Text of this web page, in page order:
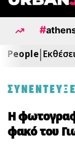
Μεταπηδήστε
περιεχόμενο
#
People
Η
φακό του